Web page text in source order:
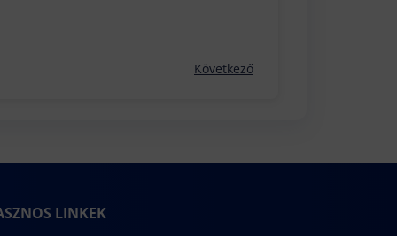
Következő
LINKEK